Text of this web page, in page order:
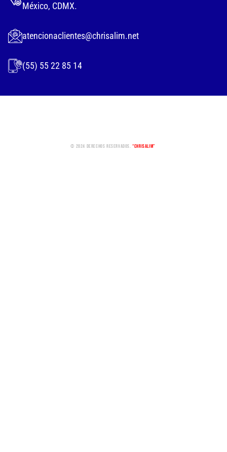
México, CDMX.
atencionaclientes@chrisalim.net
(55) 55 22 85 14
© 2024 Derechos Reservados.“Chrisalim”